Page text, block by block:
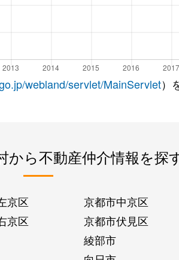
webland/servlet/MainServlet）
から不動産仲介情報を探
京区 京都市中京区
京区 京都市伏見区
綾部市